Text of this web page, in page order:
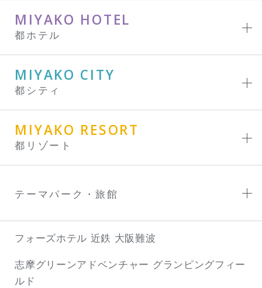
MIYAKO HOTEL
都ホテル
MIYAKO CITY
都シティ
MIYAKO RESORT
都リゾート
テーマパーク・旅館
フォーズホテル 近鉄 大阪難波
志摩グリーンアドベンチャー グランピングフィー
ルド